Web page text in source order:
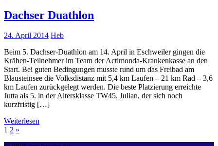
Dachser Duathlon
24. April 2014 Heb
Beim 5. Dachser-Duathlon am 14. April in Eschweiler gingen die
Krähen-Teilnehmer im Team der Actimonda-Krankenkasse an den
Start. Bei guten Bedingungen musste rund um das Freibad am
Blausteinsee die Volksdistanz mit 5,4 km Laufen – 21 km Rad – 3,6
km Laufen zurückgelegt werden. Die beste Platzierung erreichte
Jutta als 5. in der Altersklasse TW45. Julian, der sich noch
kurzfristig […]
Weiterlesen
1 2 »